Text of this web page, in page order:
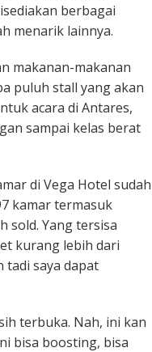
berbagai
menarik lainnya.
makanan-makanan
puluh stall yang akan
acara di Antares,
sampai kelas berat
di Vega Hotel sudah
kamar termasuk
sold. Yang tersisa
kurang lebih dari
tadi saya dapat
terbuka. Nah, ini kan
bisa boosting, bisa